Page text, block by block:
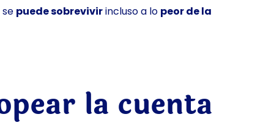
puede sobrevivirincluso a lo peor de la
la cuenta